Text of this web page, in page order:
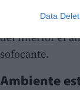
Data
próximas a los
del interior el
sofocante.
Ambiente